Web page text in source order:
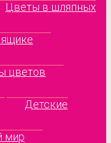
Цветы в шляпных
цветов
Детские
мир